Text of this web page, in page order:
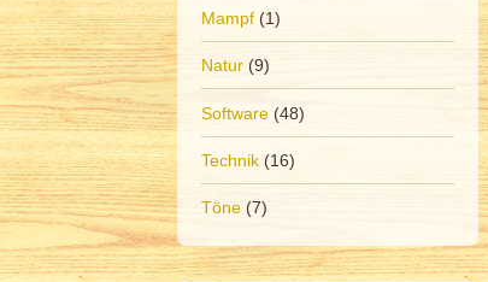
Mampf (1)
Natur (9)
Software (48)
Technik (16)
Töne (7)